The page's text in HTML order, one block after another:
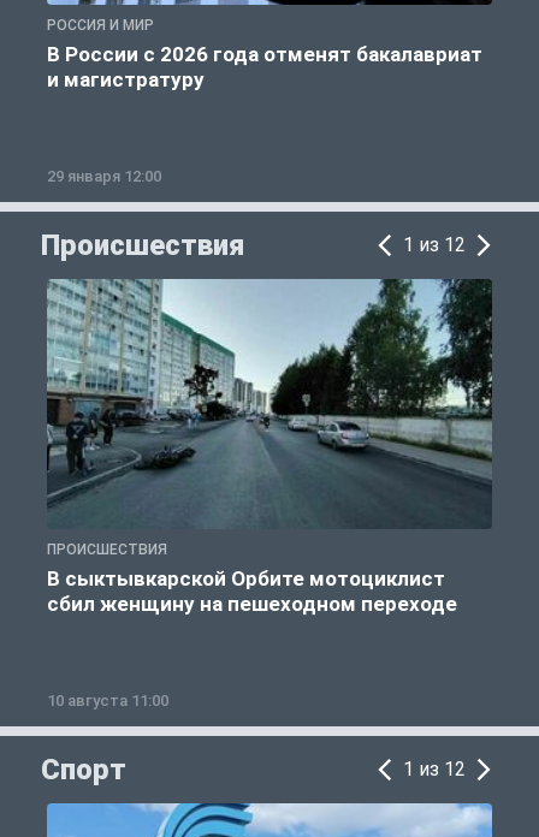
РОССИЯ И МИР
В России с 2026 года отменят бакалавриат
и магистратуру
29 января 12:00
Происшествия 1 из 12
ПРОИСШЕСТВИЯ
В сыктывкарской Орбите мотоциклист
сбил женщину на пешеходном переходе
10 августа 11:00
Спорт 1 из 12